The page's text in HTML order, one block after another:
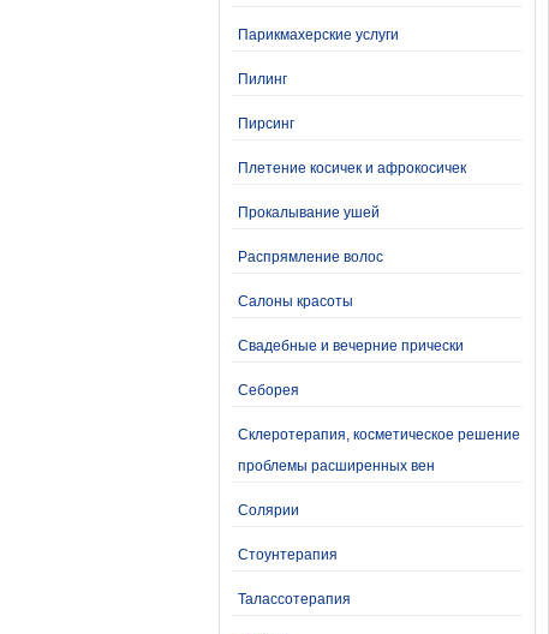
Парикмахерские услуги
Пилинг
Пирсинг
Плетение косичек и афрокосичек
Прокалывание ушей
Распрямление волос
Салоны красоты
Свадебные и вечерние прически
Себорея
Склеротерапия, косметическое решение
проблемы расширенных вен
Солярии
Стоунтерапия
Талассотерапия